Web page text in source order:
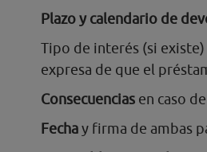
Plazo y calendario de
Tipo de interés (si
expresa de que el
Consecuencias en caso
Fechay firma de ambas